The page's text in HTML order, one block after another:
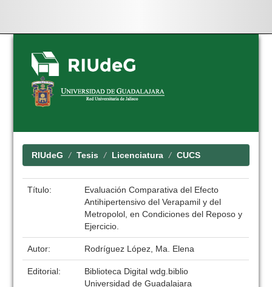
Skip
navigation
RIUdeG Tesis Licenciatura CUCS
Título:
Evaluación Comparativa del Efecto
Antihipertensivo del Verapamil y del
Metropolol, en Condiciones del Reposo y
Ejercicio.
Autor: Rodríguez López, Ma. Elena
Editorial:
Biblioteca Digital wdg.biblio
Universidad de Guadalajara